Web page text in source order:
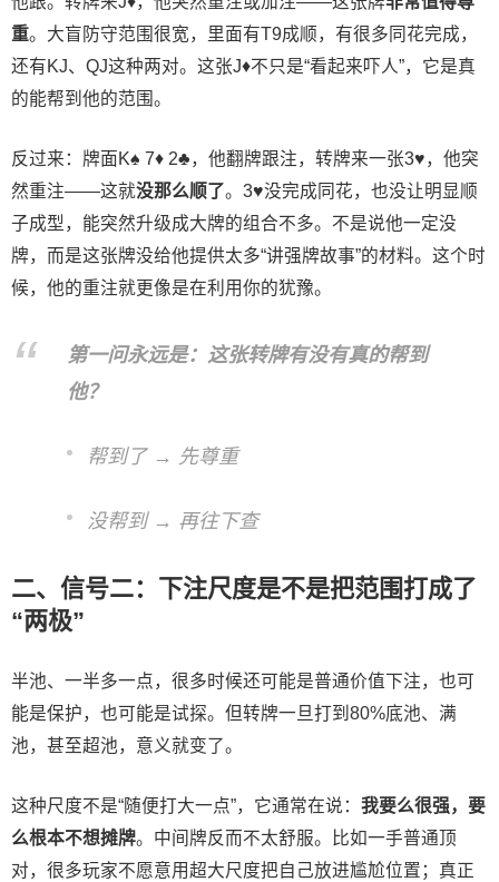
重。大盲防守范围很宽，里面有T9成顺，有很多同花完成，
还有KJ、QJ这种两对。这张J♦不只是“看起来吓人”，它是真
的能帮到他的范围。
反过来：牌面K♠ 7♦ 2♣，他翻牌跟注，转牌来一张3♥，他突
然重注——这就没那么顺了。3♥没完成同花，也没让明显顺
子成型，能突然升级成大牌的组合不多。不是说他一定没
牌，而是这张牌没给他提供太多“讲强牌故事”的材料。这个时
候，他的重注就更像是在利用你的犹豫。
第一问永远是：这张转牌有没有真的帮到
他？
帮到了 → 先尊重
没帮到 → 再往下查
二、信号二：下注尺度是不是把范围打成了
“两极”
半池、一半多一点，很多时候还可能是普通价值下注，也可
能是保护，也可能是试探。但转牌一旦打到80%底池、满
池，甚至超池，意义就变了。
这种尺度不是“随便打大一点”，它通常在说： 我要么很强，要
么根本不想摊牌。中间牌反而不太舒服。比如一手普通顶
对，很多玩家不愿意用超大尺度把自己放进尴尬位置；真正